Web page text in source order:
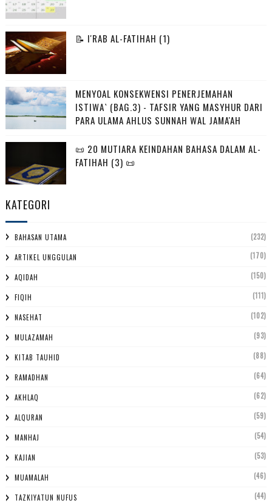
📝 I'RAB AL-FATIHAH (1)
MENYOAL KONSEKWENSI PENERJEMAHAN
ISTIWA` (BAG.3) - TAFSIR YANG MASYHUR DARI
PARA ULAMA AHLUS SUNNAH WAL JAMA'AH
📜 20 MUTIARA KEINDAHAN BAHASA DALAM AL-
FATIHAH (3) 📜
KATEGORI
BAHASAN UTAMA (232)
ARTIKEL UNGGULAN (170)
AQIDAH (150)
FIQIH (111)
NASEHAT (102)
MULAZAMAH (93)
KITAB TAUHID (88)
RAMADHAN (64)
AKHLAQ (62)
ALQURAN (59)
MANHAJ (54)
KAJIAN (53)
MUAMALAH (46)
TAZKIYATUN NUFUS (44)